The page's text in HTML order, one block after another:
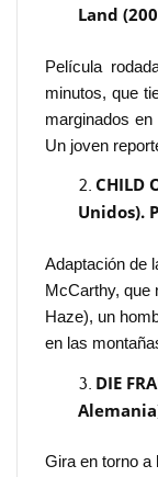
Land
Película
minutos, que
marginados
Un joven
CHILD
Unidos).
Adaptación de
McCarthy, que
Haze), un
en las
DIE
Gira en torno a